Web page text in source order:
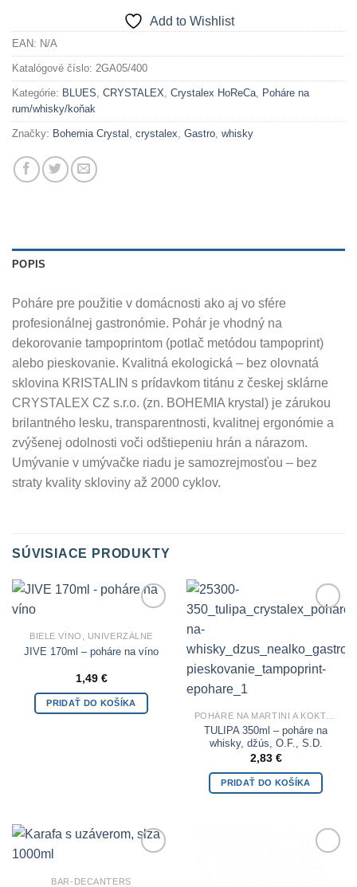
Add to Wishlist
EAN: N/A
Katalógové číslo: 2GA05/400
Kategórie: BLUES CRYSTALEX Crystalex HoReCa
Poháre na
rum/whisky/koňak
Značky: Bohemia Crystal crystalex Gastro whisky
POPIS
Poháre pre použitie v domácnosti ako aj vo sfére
profesionálnej gastronómie. Pohár je vhodný na
dekorovanie tampoprintom (potlač metódou tampoprint)
alebo pieskovanie. Kvalitná ekologická – bez olovnatá
sklovina KRISTALIN s prídavkom titánu z českej sklárne
CRYSTALEX CZ s.r.o. (zn. BOHEMIA krystal) je zárukou
brilantného lesku, transparentnosti, kvalitnej ergonómie a
zvýšenej odolnosti voči odštiepeniu hrán a nárazom.
Umývanie v umývačke riadu je samozrejmosťou – bez
straty kvality skloviny až 2000 cyklov.
SÚVISIACE PRODUKTY
Wishlist
BIELE VÍNO, UNIVERZÁLNE
JIVE 170ml – poháre na víno
1,49 €
PRIDAŤ DO KOŠÍKA
Add to
TULIPA 350ml – poháre na
whisky, džús, O.F., S.D.
2,83 €
PRIDAŤ DO KOŠÍKA
BAR-DECANTERS